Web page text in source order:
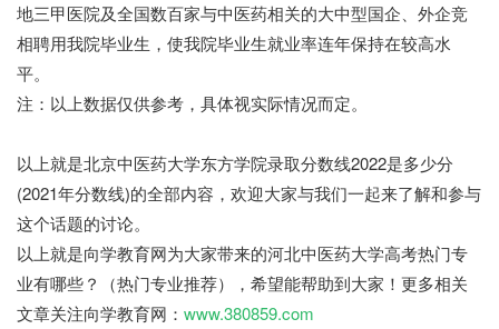
地三甲医院及全国数百家与中医药相关的大中型国企、外企竞
相聘用我院毕业生，使我院毕业生就业率连年保持在较高水
平。
注：以上数据仅供参考，具体视实际情况而定。
以上就是北京中医药大学东方学院录取分数线2022是多少分
(2021年分数线)的全部内容，欢迎大家与我们一起来了解和参与
这个话题的讨论。
以上就是向学教育网为大家带来的河北中医药大学高考热门专
业有哪些？（热门专业推荐），希望能帮助到大家！更多相关
文章关注向学教育网： www.380859.com